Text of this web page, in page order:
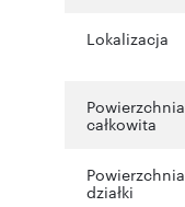
Lokalizacja
Powierzchnia
całkowita
Powierzchnia
działki